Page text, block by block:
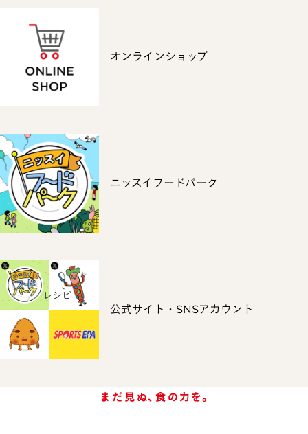
オンラインショップ
ニッスイフードパーク
公式サイト・SNSアカウント
ホーム レシピ